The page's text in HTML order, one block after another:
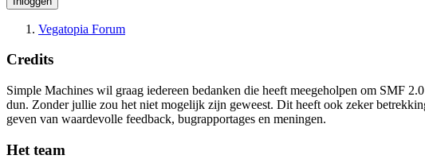
Vegatopia Forum
Credits
Simple Machines wil graag iedereen bedanken die heeft meegeholpen om SMF
dun. Zonder jullie zou het niet mogelijk zijn geweest. Dit heeft ook zeker
geven van waardevolle feedback, bugrapportages en meningen.
Het team